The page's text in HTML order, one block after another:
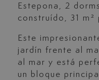
Estepona, 2
construído, 31 m²
Este
jardín frente al
al mar y está
un bloque